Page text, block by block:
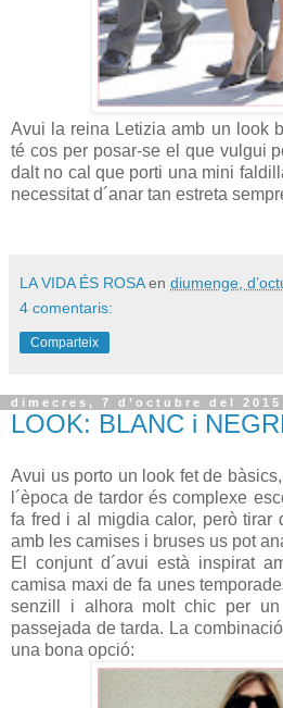
Avui la reina Letizia amb un look
té cos per posar-se el que vulgui
dalt no cal que porti una mini
necessitat d´anar tan estreta
LA VIDA ÉS ROSA en diumenge,
4 comentaris:
Comparteix
dimecres, 7 d’octubre del 2015
LOOK: BLANC i
Avui us porto un look fet de
l´època de tardor és complexe
fa fred i al migdia calor, però tirar
amb les camises i bruses us pot
El conjunt d´avui està inspirat
camisa maxi de fa unes
senzill i alhora molt chic per
passejada de tarda. La
una bona opció: